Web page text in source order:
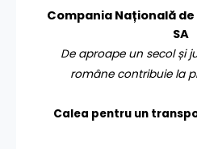
Compania Națională de
SA
De aproape un secol și
române contribuie la
Calea pentru un